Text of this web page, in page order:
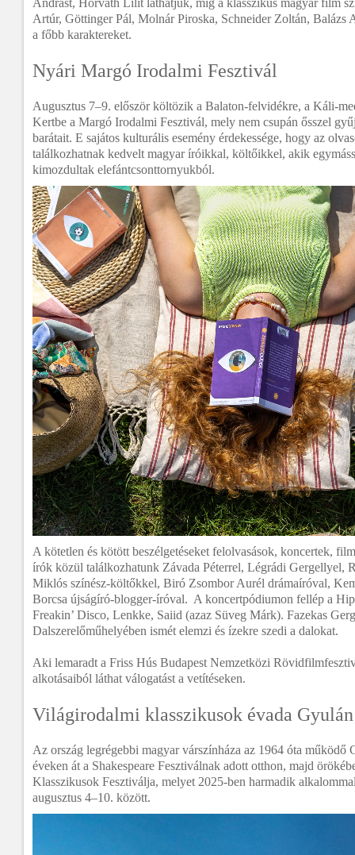
Andrást, Horváth Lilit láthatjuk, míg a klasszikus magyar film
Artúr, Göttinger Pál, Molnár Piroska, Schneider Zoltán, Balázs
a főbb karaktereket.
Nyári Margó Irodalmi Fesztivál
Augusztus 7–9. először költözik a Balaton-felvidékre, a Káli-
Kertbe a Margó Irodalmi Fesztivál, mely nem csupán ősszel
barátait. E sajátos kulturális esemény érdekessége, hogy az
találkozhatnak kedvelt magyar íróikkal, költőikkel, akik
kimozdultak elefántcsonttornyukból.
A kötetlen és kötött beszélgetéseket felolvasások, koncertek,
írók közül találkozhatunk Závada Péterrel, Légrádi Gergellyel,
Miklós színész-költőkkel, Biró Zsombor Aurél drámaíróval,
Borcsa újságíró-blogger-íróval. A koncertpódiumon fellép a
Freakin’ Disco, Lenkke, Saiid (azaz Süveg Márk). Fazekas
Dalszerelőműhelyében ismét elemzi és ízekre szedi a dalokat.
Aki lemaradt a Friss Hús Budapest Nemzetközi
alkotásaiból láthat válogatást a vetítéseken.
Világirodalmi klasszikusok évada Gyulán
Az ország legrégebbi magyar várszínháza az 1964 óta működő
éveken át a Shakespeare Fesztiválnak adott otthon, majd
Klasszikusok Fesztiválja, melyet 2025-ben harmadik
augusztus 4–10. között.